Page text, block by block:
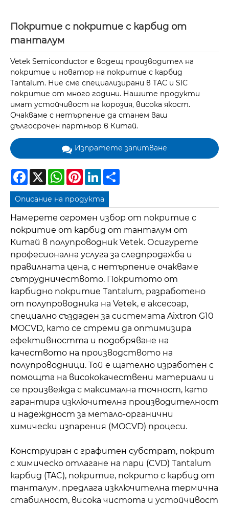
Покритие с покритие с карбид от
танталум
Vetek Semiconductor е водещ производител на
покритие и новатор на покритие с карбид
Tantalum. Ние сме специализирани в TAC и SIC
покритие от много години. Нашите продукти
имат устойчивост на корозия, висока якост.
Очакваме с нетърпение да станем ваш
дългосрочен партньор в Китай.
Изпратете запитване
Facebook
X WhatsAppPinterestLinkedIn
Описание на продукта
Намерете огромен избор от покритие с
покритие от карбид от танталум от
Китай в полупроводник Vetek. Осигурете
професионална услуга за следпродажба и
правилната цена, с нетърпение очакваме
сътрудничеството. Покритото от
карбидно покритие Tantalum, разработено
от полупроводника на Vetek, е аксесоар,
специално създаден за системата Aixtron G10
MOCVD, като се стреми да оптимизира
ефективността и подобряване на
качеството на производството на
полупроводници. Той е щателно изработен с
помощта на висококачествени материали и
се произвежда с максимална точност, като
гарантира изключителна производителност
и надеждност за метало-органични
химически изпарения (MOCVD) процеси.
Конструиран с графитен субстрат, покрит
с химическо отлагане на пари (CVD) Tantalum
карбид (TAC), покритие, покрито с карбид от
танталум, предлага изключителна термична
стабилност, висока чистота и устойчивост